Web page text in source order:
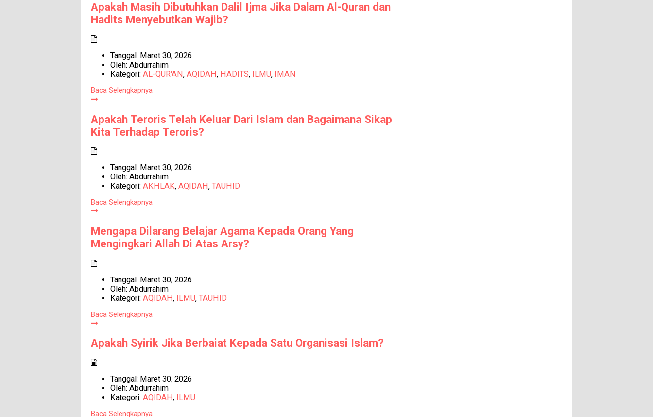
Apakah Masih Dibutuhkan Dalil Ijma Jika Dalam Al-Quran dan
Hadits Menyebutkan Wajib?
Tanggal: Maret 30, 2026
Oleh: Abdurrahim
Kategori: AL-QUR'AN, AQIDAH, HADITS, ILMU, IMAN
Baca Selengkapnya
Apakah Teroris Telah Keluar Dari Islam dan Bagaimana Sikap
Kita Terhadap Teroris?
Tanggal: Maret 30, 2026
Oleh: Abdurrahim
Kategori: AKHLAK, AQIDAH, TAUHID
Baca Selengkapnya
Mengapa Dilarang Belajar Agama Kepada Orang Yang
Mengingkari Allah Di Atas Arsy?
Tanggal: Maret 30, 2026
Oleh: Abdurrahim
Kategori: AQIDAH, ILMU, TAUHID
Baca Selengkapnya
Apakah Syirik Jika Berbaiat Kepada Satu Organisasi Islam?
Tanggal: Maret 30, 2026
Oleh: Abdurrahim
Kategori: AQIDAH, ILMU
Baca Selengkapnya